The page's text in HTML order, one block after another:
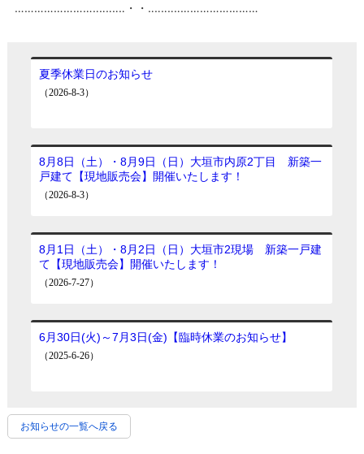
……………………‥‥‥‥‥・・‥‥‥‥‥……………………
お知らせの一覧へ戻る